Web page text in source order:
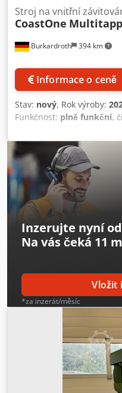
měsíců po instalaci Ihned
Prohlídka pod proudem
Burkardroth 394 km
Stroj na vnitřní
CoastOne
Informace o ceně
Stav: nový, Rok výroby:
Funkčnost: plně funkční,
,
závitů Multitapper 1212
Nový stroj Zpracovací
závitů: M2-M10 Počet
tvary; 1x zápustná vrtací
vřeteno/nástrojovou
TC15 Numerické
Dcsdpfx Aszlhgmefujk
Inzerujte nyní od
Na vás čeká 11
Vložit
*za inzerát/měsíc